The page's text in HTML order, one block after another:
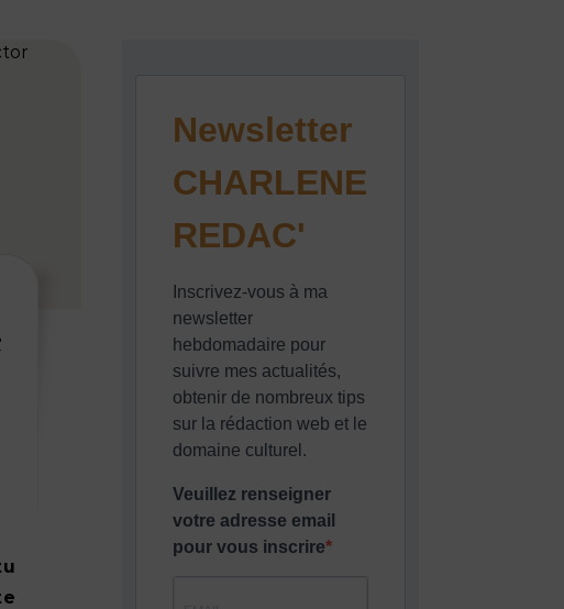
Newsletter
CHARLENE
REDAC'
Inscrivez-vous à ma
newsletter
hebdomadaire pour
suivre mes actualités,
obtenir de nombreux tips
sur la rédaction web et le
domaine culturel.
Veuillez renseigner
votre adresse email
pour vous inscrire